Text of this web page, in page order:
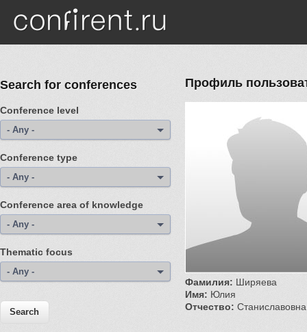
Skip to main content
Профиль
Фамилия: Ширяева
Имя: Юлия
Отчество: Станиславовна
Search for conferences
Conference level
- Any -
Conference type
- Any -
Conference area of ​​knowledge
- Any -
Thematic focus
- Any -